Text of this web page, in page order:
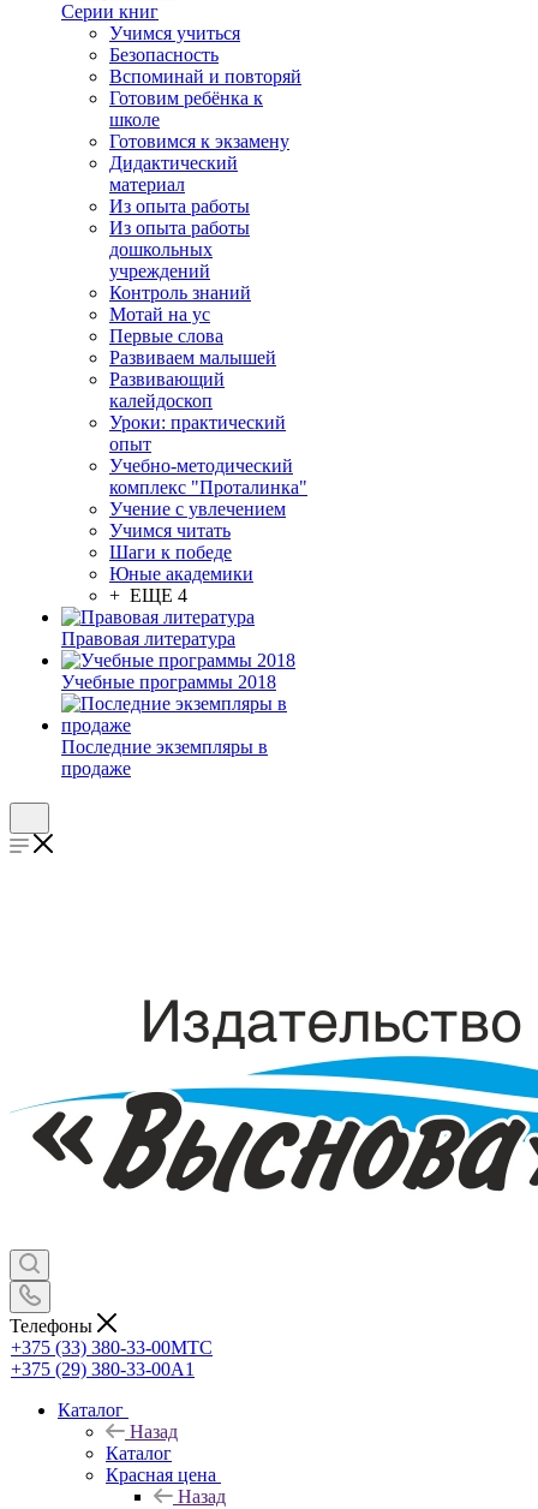
Серии книг
Учимся учиться
Безопасность
Вспоминай и повторяй
Готовим ребёнка к
школе
Готовимся к экзамену
Дидактический
материал
Из опыта работы
Из опыта работы
дошкольных
учреждений
Контроль знаний
Мотай на ус
Первые слова
Развиваем малышей
Развивающий
калейдоскоп
Уроки: практический
опыт
Учебно-методический
комплекс "Проталинка"
Учение с увлечением
Учимся читать
Шаги к победе
Юные академики
+ ЕЩЕ 4
Правовая литература
Учебные программы 2018
Последние экземпляры в
продаже
Телефоны
+375 (33) 380-33-00МТС
+375 (29) 380-33-00А1
Каталог
Назад
Каталог
Красная цена
Назад